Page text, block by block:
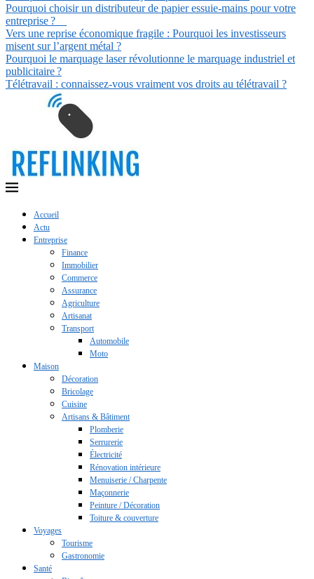
Pourquoi choisir un distributeur de papier essuie-mains pour votre
entreprise ?
Vers une reprise économique fragile : Pourquoi les investisseurs
misent sur l’argent métal ?
Pourquoi le marquage laser révolutionne le marquage industriel et
publicitaire ?
Télétravail : connaissez-vous vraiment vos droits au télétravail ?
Accueil
Actu
Entreprise
Finance
Immobilier
Commerce
Assurance
Agriculture
Artisanat
Transport
Automobile
Moto
Maison
Décoration
Bricolage
Cuisine
Artisans & Bâtiment
Plomberie
Serrurerie
Électricité
Rénovation intérieure
Menuiserie / Charpente
Maçonnerie
Peinture / Décoration
Toiture & couverture
Voyages
Tourisme
Gastronomie
Santé